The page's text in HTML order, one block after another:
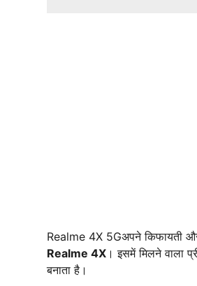
Realme 4X 5Gअपने किफायती
Realme 4X । इसमें मिलने वाला
बनाता है।